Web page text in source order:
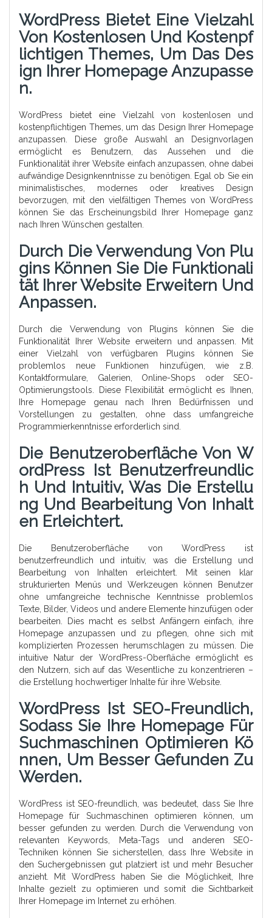
WordPress Bietet Eine Vielzahl
Von Kostenlosen Und Kostenpf
Lichtigen Themes, Um Das Des
Ign Ihrer Homepage Anzupasse
N.
WordPress bietet eine Vielzahl von kostenlosen und
kostenpflichtigen Themes, um das Design Ihrer Homepage
anzupassen. Diese große Auswahl an Designvorlagen
ermöglicht es Benutzern, das Aussehen und die
Funktionalität ihrer Website einfach anzupassen, ohne dabei
aufwändige Designkenntnisse zu benötigen. Egal ob Sie ein
minimalistisches, modernes oder kreatives Design
bevorzugen, mit den vielfältigen Themes von WordPress
können Sie das Erscheinungsbild Ihrer Homepage ganz
nach Ihren Wünschen gestalten.
Durch Die Verwendung Von Plu
Gins Können Sie Die Funktionali
Tät Ihrer Website Erweitern Und
Anpassen.
Durch die Verwendung von Plugins können Sie die
Funktionalität Ihrer Website erweitern und anpassen. Mit
einer Vielzahl von verfügbaren Plugins können Sie
problemlos neue Funktionen hinzufügen, wie z.B.
Kontaktformulare, Galerien, Online-Shops oder SEO-
Optimierungstools. Diese Flexibilität ermöglicht es Ihnen,
Ihre Homepage genau nach Ihren Bedürfnissen und
Vorstellungen zu gestalten, ohne dass umfangreiche
Programmierkenntnisse erforderlich sind.
Die Benutzeroberfläche Von W
OrdPress Ist Benutzerfreundlic
H Und Intuitiv, Was Die Erstellu
Ng Und Bearbeitung Von Inhalt
En Erleichtert.
Die Benutzeroberfläche von WordPress ist
benutzerfreundlich und intuitiv, was die Erstellung und
Bearbeitung von Inhalten erleichtert. Mit seinen klar
strukturierten Menüs und Werkzeugen können Benutzer
ohne umfangreiche technische Kenntnisse problemlos
Texte, Bilder, Videos und andere Elemente hinzufügen oder
bearbeiten. Dies macht es selbst Anfängern einfach, ihre
Homepage anzupassen und zu pflegen, ohne sich mit
komplizierten Prozessen herumschlagen zu müssen. Die
intuitive Natur der WordPress-Oberfläche ermöglicht es
den Nutzern, sich auf das Wesentliche zu konzentrieren –
die Erstellung hochwertiger Inhalte für ihre Website.
WordPress Ist SEO-Freundlich,
Sodass Sie Ihre Homepage Für
Suchmaschinen Optimieren Kö
Nnen, Um Besser Gefunden Zu
Werden.
WordPress ist SEO-freundlich, was bedeutet, dass Sie Ihre
Homepage für Suchmaschinen optimieren können, um
besser gefunden zu werden. Durch die Verwendung von
relevanten Keywords, Meta-Tags und anderen SEO-
Techniken können Sie sicherstellen, dass Ihre Website in
den Suchergebnissen gut platziert ist und mehr Besucher
anzieht. Mit WordPress haben Sie die Möglichkeit, Ihre
Inhalte gezielt zu optimieren und somit die Sichtbarkeit
Ihrer Homepage im Internet zu erhöhen.